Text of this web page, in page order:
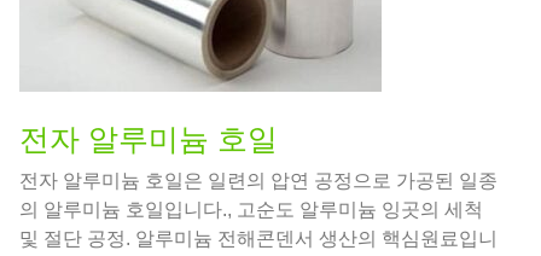
전자 알루미늄 호일
전자 알루미늄 호일은 일련의 압연 공정으로 가공된 일종
의 알루미늄 호일입니다., 고순도 알루미늄 잉곳의 세척
및 절단 공정. 알루미늄 전해콘덴서 생산의 핵심원료입니